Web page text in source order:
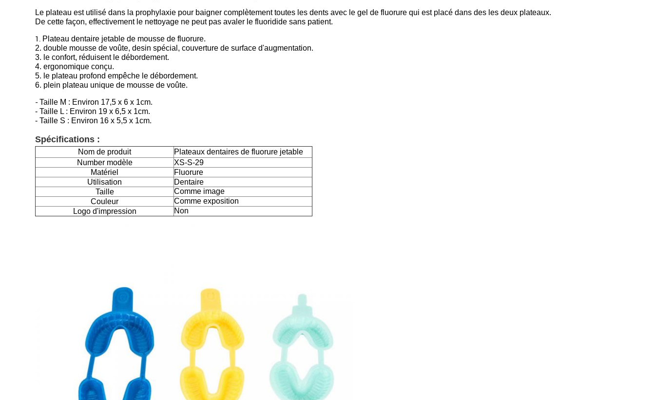
Le plateau est utilisé dans la prophylaxie pour baigner complètement toutes les dents avec le gel de fluorure qui est placé dans des les deux plateaux.
De cette façon, effectivement le nettoyage ne peut pas avaler le fluoridide sans patient.
1. Plateau dentaire jetable de mousse de fluorure.
2. double mousse de voûte, desin spécial, couverture de surface d'augmentation.
3. le confort, réduisent le débordement.
4. ergonomique conçu.
5. le plateau profond empêche le débordement.
6. plein plateau unique de mousse de voûte.
-Taille M : Environ 17,5 x 6 x 1cm.
- Taille L : Environ 19 x 6,5 x 1cm.
- Taille S : Environ 16 x 5,5 x 1cm.
Spécifications :
Nom de produit
Plateaux dentaires de fluorure jetable
Number modèle
XS-S-29
Matériel
Fluorure
Utilisation
Dentaire
Taille
Comme image
Couleur
Comme exposition
Logo d'impression
Non